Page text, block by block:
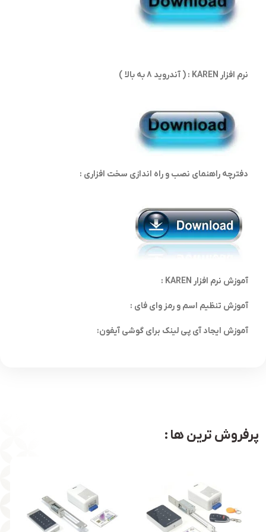
نرم افزار KAREN : ( آندروید 8 به بالا )
دفترچه راهنمای نصب و راه اندازی سخت افزاری :
آموزش نرم افزار KAREN :
آموزش تنظیم اسم و رمز وای فای :
آموزش ایجاد آی پی لینک برای گوشی آیفون:
پرفروش ترین ها :